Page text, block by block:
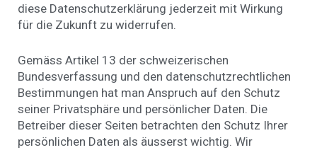
diese Datenschutzerklärung jederzeit mit Wirkung
für die Zukunft zu widerrufen.
Gemäss Artikel 13 der schweizerischen
Bundesverfassung und den datenschutzrechtlichen
Bestimmungen hat man Anspruch auf den Schutz
seiner Privatsphäre und persönlicher Daten. Die
Betreiber dieser Seiten betrachten den Schutz Ihrer
persönlichen Daten als äusserst wichtig. Wir